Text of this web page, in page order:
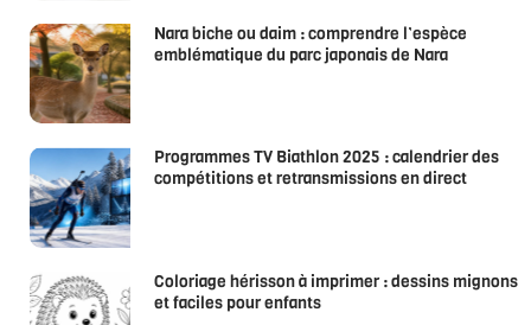
Nara biche ou daim : comprendre l’espèce
emblématique du parc japonais de Nara
Programmes TV Biathlon 2025 : calendrier des
compétitions et retransmissions en direct
Coloriage hérisson à imprimer : dessins mignons
et faciles pour enfants